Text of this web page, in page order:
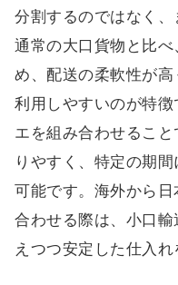
分割するのではなく
通常の大口貨物と比
め、配送の柔軟性が
利用しやすいのが特
エを組み合わせるこ
りやすく、特定の期
可能です。海外から
合わせる際は、小口
えつつ安定した仕入れ